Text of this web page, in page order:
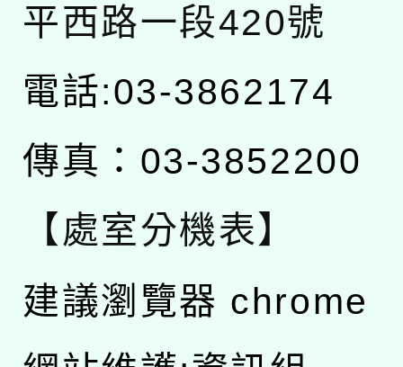
平西路一段420號
電話:03-3862174
傳真：03-3852200
【處室分機表】
建議瀏覽器 chrome